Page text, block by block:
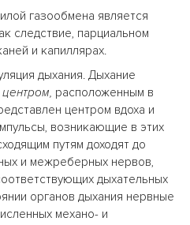
газообмена является
следствие, парциальном
и капиллярах.
дыхания. Дыхание
расположенным в
центром вдоха и
возникающие в этих
путям доходят до
и межреберных нервов,
дыхательных
органов дыхания нервные
механо- и